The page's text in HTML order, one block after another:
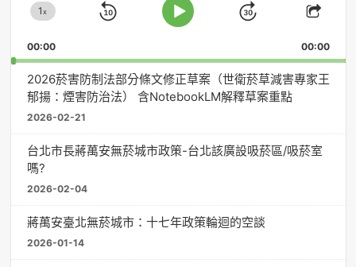
Change
Rate
1x
Skip
Play
Jump
Forward
Share
00:00 00:00
2026菸害防制法部分條文修正草案（世衛菸草減害專家王
郁揚：煙害防治法） 含NotebookLM解釋草案重點
2026-02-21
台北市長蔣萬安無菸城市政策-台北該廣設吸菸區/吸菸室
嗎?
2026-02-04
蔣萬安臺北無菸城市：十七年政策輪迴的空談
2026-01-14